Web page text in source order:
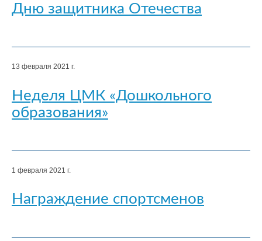
Дню защитника Отечества
13 февраля 2021 г.
Неделя ЦМК «Дошкольного
образования»
1 февраля 2021 г.
Награждение спортсменов